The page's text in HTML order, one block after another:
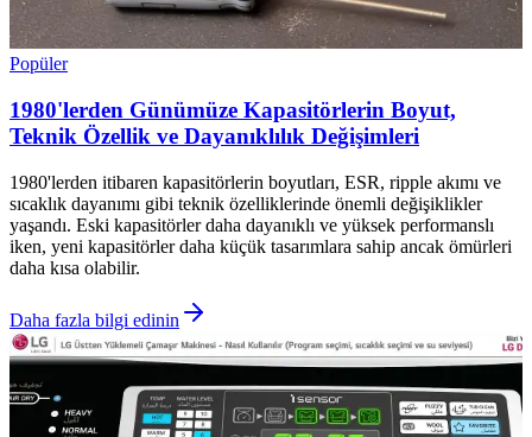
Popüler
1980'lerden Günümüze Kapasitörlerin Boyut,
Teknik Özellik ve Dayanıklılık Değişimleri
1980'lerden itibaren kapasitörlerin boyutları, ESR, ripple akımı ve
sıcaklık dayanımı gibi teknik özelliklerinde önemli değişiklikler
yaşandı. Eski kapasitörler daha dayanıklı ve yüksek performanslı
iken, yeni kapasitörler daha küçük tasarımlara sahip ancak ömürleri
daha kısa olabilir.
Daha fazla bilgi edinin